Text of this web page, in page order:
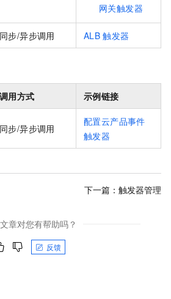
网关触发器
同步/异步调用 ALB 触发器
调用方式 示例链接
同步/异步调用
配置云产品事件
触发器
下一篇： 触发器管理
章对您有帮助吗？
反馈